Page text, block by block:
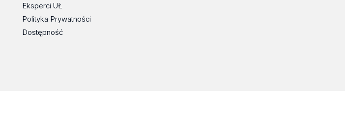
Eksperci UŁ
Polityka Prywatności
Dostępność